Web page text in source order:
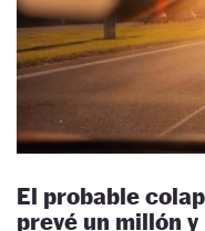
El probable
prevé un millón y